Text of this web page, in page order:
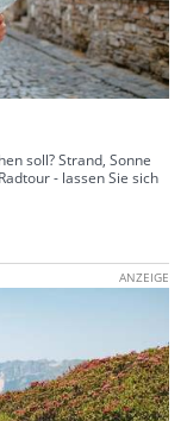
soll? Strand, Sonne
- lassen Sie sich
ANZEIGE